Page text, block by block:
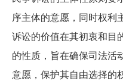
序主体的意愿，同时权利
诉讼的价值在其初衷和目
的性质，旨在确保司法活
意愿，保护其自由选择的